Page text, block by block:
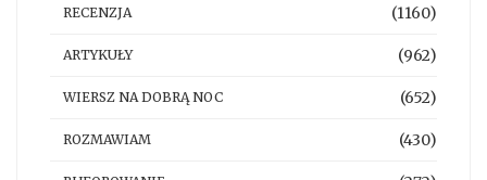
RECENZJA (1160)
ARTYKUŁY (962)
WIERSZ NA DOBRĄ NOC (652)
ROZMAWIAM (430)